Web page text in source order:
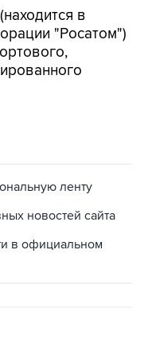
в
"Росатом")
ленту
новостей сайта
в официальном